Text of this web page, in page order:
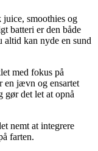
smoothies og
batteri er den både
altid kan nyde en sund
med fokus på
en jævn og ensartet
gør det let at opnå
nemt at integrere
farten.